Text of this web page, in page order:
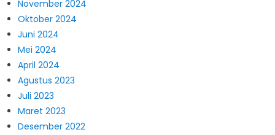
November 2024
Oktober 2024
Juni 2024
Mei 2024
April 2024
Agustus 2023
Juli 2023
Maret 2023
Desember 2022